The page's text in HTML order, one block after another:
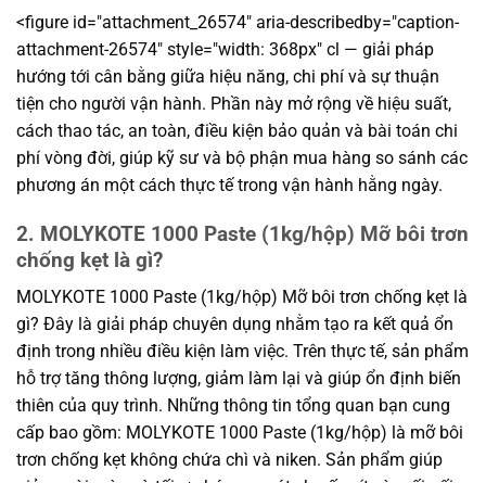
<figure id="attachment_26574" aria-describedby="caption-
attachment-26574" style="width: 368px" cl — giải pháp
hướng tới cân bằng giữa hiệu năng, chi phí và sự thuận
tiện cho người vận hành. Phần này mở rộng về hiệu suất,
cách thao tác, an toàn, điều kiện bảo quản và bài toán chi
phí vòng đời, giúp kỹ sư và bộ phận mua hàng so sánh các
phương án một cách thực tế trong vận hành hằng ngày.
2. MOLYKOTE 1000 Paste (1kg/hộp) Mỡ bôi trơn
chống kẹt là gì?
MOLYKOTE 1000 Paste (1kg/hộp) Mỡ bôi trơn chống kẹt là
gì? Đây là giải pháp chuyên dụng nhằm tạo ra kết quả ổn
định trong nhiều điều kiện làm việc. Trên thực tế, sản phẩm
hỗ trợ tăng thông lượng, giảm làm lại và giúp ổn định biến
thiên của quy trình. Những thông tin tổng quan bạn cung
cấp bao gồm: MOLYKOTE 1000 Paste (1kg/hộp) là mỡ bôi
trơn chống kẹt không chứa chì và niken. Sản phẩm giúp